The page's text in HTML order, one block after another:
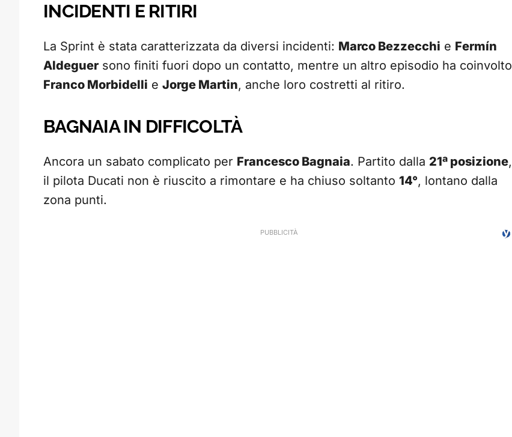
INCIDENTI E RITIRI
La Sprint è stata caratterizzata da diversi incidenti: Marco Bezzecchi e Fermín
Aldeguer sono finiti fuori dopo un contatto, mentre un altro episodio ha coinvolto
Franco Morbidelli e Jorge Martin, anche loro costretti al ritiro.
BAGNAIA IN DIFFICOLTÀ
Ancora un sabato complicato per Francesco Bagnaia. Partito dalla 21ª posizione,
il pilota Ducati non è riuscito a rimontare e ha chiuso soltanto 14°, lontano dalla
zona punti.